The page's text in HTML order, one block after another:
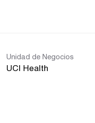
Unidad de Negocios
UCI Health